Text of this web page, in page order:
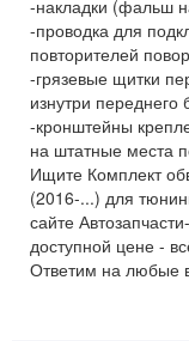
-накладки (фальш
-проводка для
повторителей
-грязевые щитки
изнутри переднего
-кронштейны
на штатные места
Ищите Комплект
(2016-...) для
сайте
доступной цене -
Ответим на любые